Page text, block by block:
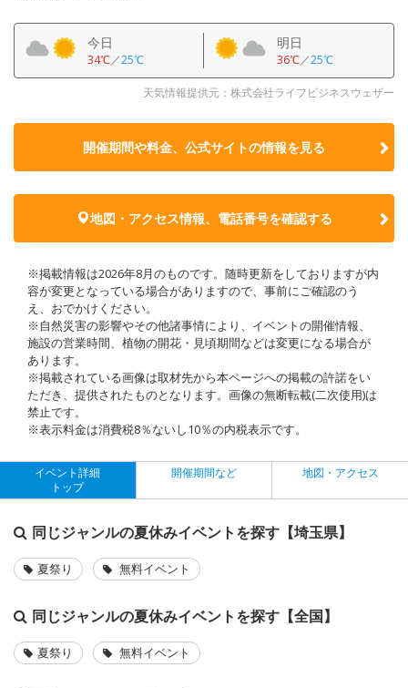
今日
34℃／25℃
明日
36℃／25℃
天気情報提供元：株式会社ライフビジネスウェザー
開催期間や料金、公式サイトの情報を見る
地図・アクセス情報、電話番号を確認する
※掲載情報は2026年8月のものです。随時更新をしておりますが内
容が変更となっている場合がありますので、事前にご確認のう
え、おでかけください。
※自然災害の影響やその他諸事情により、イベントの開催情報、
施設の営業時間、植物の開花・見頃期間などは変更になる場合が
あります。
※掲載されている画像は取材先から本ページへの掲載の許諾をい
ただき、提供されたものとなります。画像の無断転載(二次使用)は
禁止です。
※表示料金は消費税8％ないし10％の内税表示です。
イベント詳細
トップ
開催期間など 地図・アクセス
同じジャンルの夏休みイベントを探す【埼玉県】
夏祭り 無料イベント
同じジャンルの夏休みイベントを探す【全国】
夏祭り 無料イベント